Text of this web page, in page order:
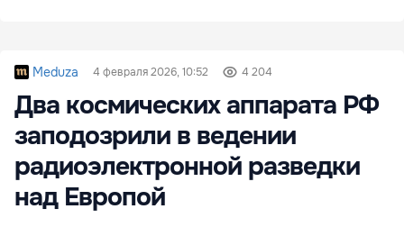
Meduza 4 февраля 2026, 10:52 4 204
Два космических аппарата РФ
заподозрили в ведении
радиоэлектронной разведки
над Европой